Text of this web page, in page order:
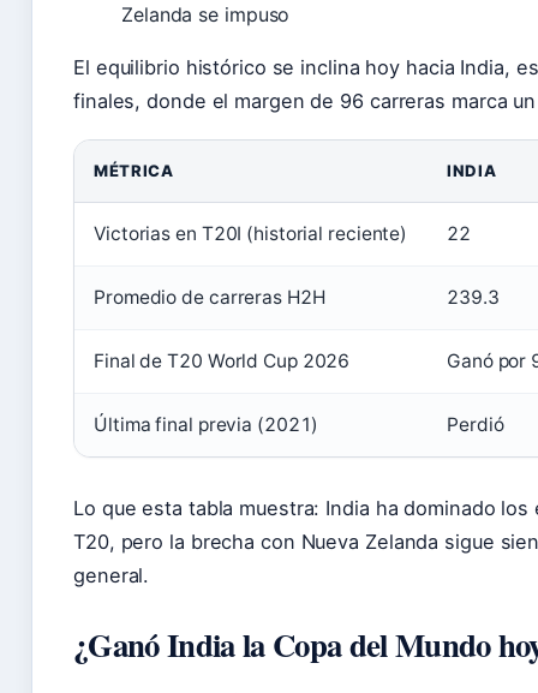
Zelanda se impuso
El equilibrio histórico se inclina hoy hacia India,
finales, donde el margen de 96 carreras marca
Comparativa India vs Nueva Zelanda en T20
MÉTRICA INDIA
Victorias en T20I (historial reciente) 22
Promedio de carreras H2H 239.3
Final de T20 World Cup 2026 Ganó por
Última final previa (2021) Perdió
Lo que esta tabla muestra: India ha dominado
T20, pero la brecha con Nueva Zelanda sigue
general.
¿Ganó India la Copa del Mundo